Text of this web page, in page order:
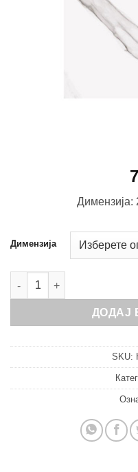
Димензија:
Димензија
Cavan Calacatta количина
ДОДАЈ
SKU: